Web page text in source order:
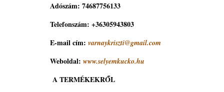
Adószám: 74687756133
Telefonszám: +36305943803
E-mail cím: varnaykriszti@gmail.com
Weboldal: www.selyemkucko.hu
A TERMÉKEKRŐL